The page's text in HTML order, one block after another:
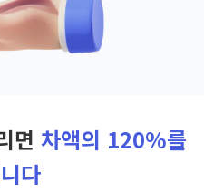
면 차액의 120%를
다